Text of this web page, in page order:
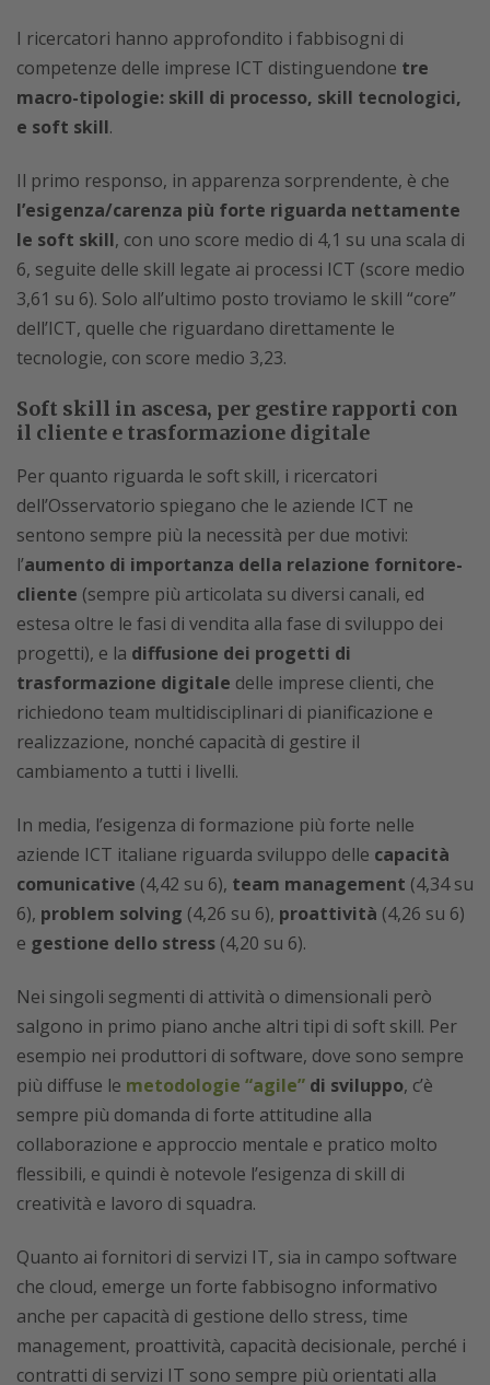
I ricercatori hanno approfondito i fabbisogni di
competenze delle imprese ICT distinguendone tre
macro-tipologie: skill di processo, skill tecnologici,
e soft skill.
Il primo responso, in apparenza sorprendente, è che
l’esigenza/carenza più forte riguarda nettamente
le soft skill, con uno score medio di 4,1 su una scala di
6, seguite delle skill legate ai processi ICT (score medio
3,61 su 6). Solo all’ultimo posto troviamo le skill “core”
dell’ICT, quelle che riguardano direttamente le
tecnologie, con score medio 3,23.
Soft skill in ascesa, per gestire rapporti con
il cliente e trasformazione digitale
Per quanto riguarda le soft skill, i ricercatori
dell’Osservatorio spiegano che le aziende ICT ne
sentono sempre più la necessità per due motivi:
l’aumento di importanza della relazione fornitore-
cliente (sempre più articolata su diversi canali, ed
estesa oltre le fasi di vendita alla fase di sviluppo dei
progetti), e la diffusione dei progetti di
trasformazione digitale delle imprese clienti, che
richiedono team multidisciplinari di pianificazione e
realizzazione, nonché capacità di gestire il
cambiamento a tutti i livelli.
In media, l’esigenza di formazione più forte nelle
aziende ICT italiane riguarda sviluppo delle capacità
comunicative (4,42 su 6), team management (4,34 su
6), problem solving (4,26 su 6), proattività (4,26 su 6)
e gestione dello stress (4,20 su 6).
Nei singoli segmenti di attività o dimensionali però
salgono in primo piano anche altri tipi di soft skill. Per
esempio nei produttori di software, dove sono sempre
più diffuse le metodologie “agile” di sviluppo, c’è
sempre più domanda di forte attitudine alla
collaborazione e approccio mentale e pratico molto
flessibili, e quindi è notevole l’esigenza di skill di
creatività e lavoro di squadra.
Quanto ai fornitori di servizi IT, sia in campo software
che cloud, emerge un forte fabbisogno informativo
anche per capacità di gestione dello stress, time
management, proattività, capacità decisionale, perché i
contratti di servizi IT sono sempre più orientati alla